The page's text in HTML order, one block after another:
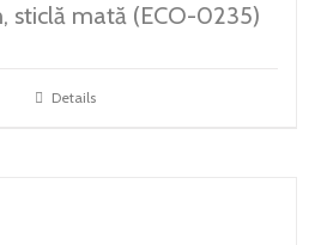
sticlă mată (ECO-0235)
Details